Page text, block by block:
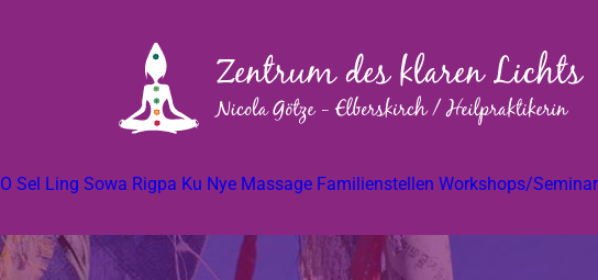
Ö Sel Ling Sowa Rigpa Ku Nye Massage Familienstellen Workshops/